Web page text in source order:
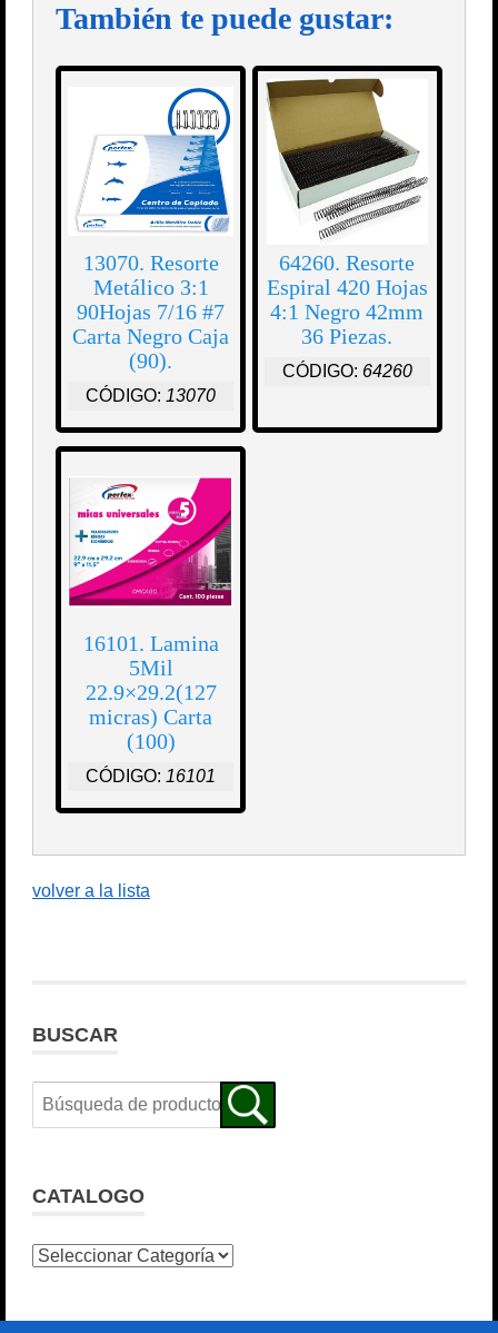
También te puede gustar:
13070. Resorte
Metálico 3:1
90Hojas 7/16 #7
Carta Negro Caja
(90).
CÓDIGO: 13070
64260. Resorte
Espiral 420 Hojas
4:1 Negro 42mm
36 Piezas.
CÓDIGO: 64260
16101. Lamina
5Mil
22.9×29.2(127
micras) Carta
(100)
CÓDIGO: 16101
volver a la lista
BUSCAR
CATALOGO